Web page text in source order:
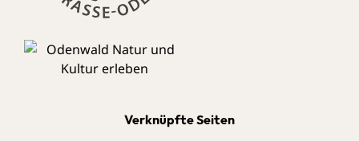
Verknüpfte Seiten